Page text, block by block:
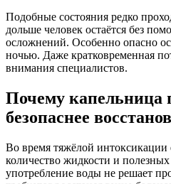
Подобные состояния редко
дольше человек остаётся без
осложнений. Особенно опасно
ночью. Даже кратковременная
внимания специалистов.
Почему капельница
безопаснее
Во время тяжёлой интоксикации
количество жидкости и
употребление воды не решает